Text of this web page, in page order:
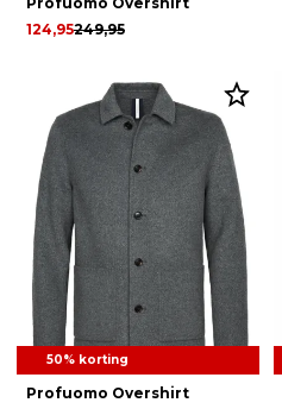
249,95
124,95
50% korting
Profuomo Overshirt